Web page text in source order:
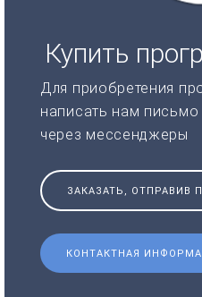
Купить
Для приобретения
написать нам
через мессенджеры
ЗАКАЗАТЬ, ОТПРАВИВ
КОНТАКТНАЯ